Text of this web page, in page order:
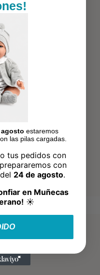
estaremos
las pilas cargadas.
tus pedidos con
con
24 de agosto.
en Muñecas
☀️